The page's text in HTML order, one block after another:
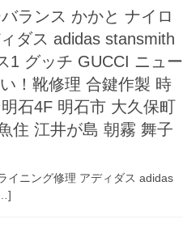
ランス かかと ナイロ
ダス adidas stansmith
1 グッチ GUCCI ニュー
！靴修理 合鍵作製 時
石4F 明石市 大久保町
住 江井が島 朝霧 舞子
イニング修理 アディダス adidas